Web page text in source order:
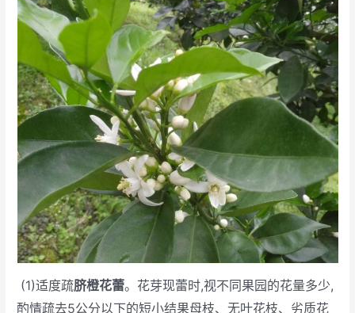
(1)适度疏脐橙花蕾。花芽现蕾时,视不同果园的花量多少,
酌情疏去5公分以下的短小结果母枝、无叶花枝、劣质花